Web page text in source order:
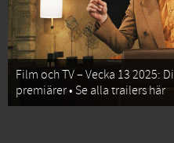
Film och TV – Vecka 13 2025:
premiärer • Se alla trailers här